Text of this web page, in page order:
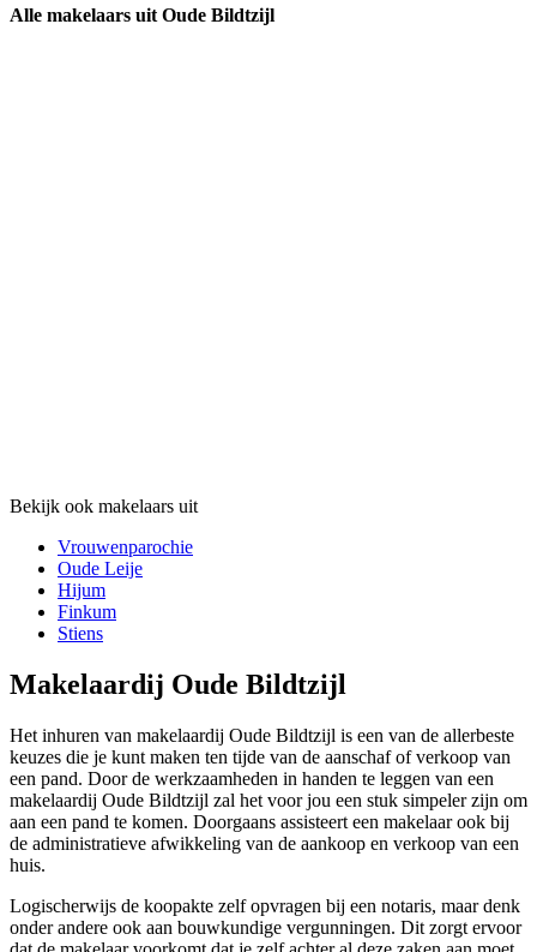
Alle makelaars uit Oude Bildtzijl
Bekijk ook makelaars uit
Vrouwenparochie
Oude Leije
Hijum
Finkum
Stiens
Makelaardij Oude Bildtzijl
Het inhuren van makelaardij Oude Bildtzijl is een van de allerbeste
keuzes die je kunt maken ten tijde van de aanschaf of verkoop van
een pand. Door de werkzaamheden in handen te leggen van een
makelaardij Oude Bildtzijl zal het voor jou een stuk simpeler zijn om
aan een pand te komen. Doorgaans assisteert een makelaar ook bij
de administratieve afwikkeling van de aankoop en verkoop van een
huis.
Logischerwijs de koopakte zelf opvragen bij een notaris, maar denk
onder andere ook aan bouwkundige vergunningen. Dit zorgt ervoor